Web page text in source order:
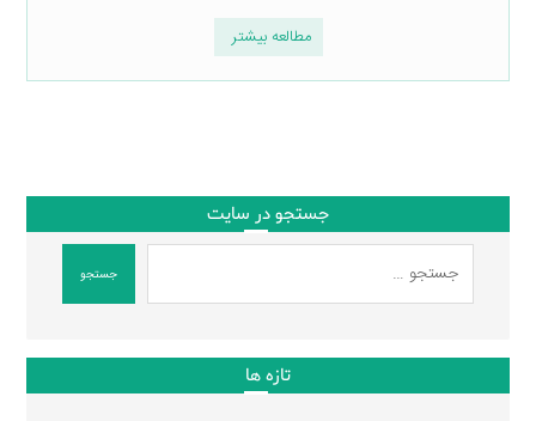
مطالعه بیشتر
جستجو در سایت
جستجو
تازه ها